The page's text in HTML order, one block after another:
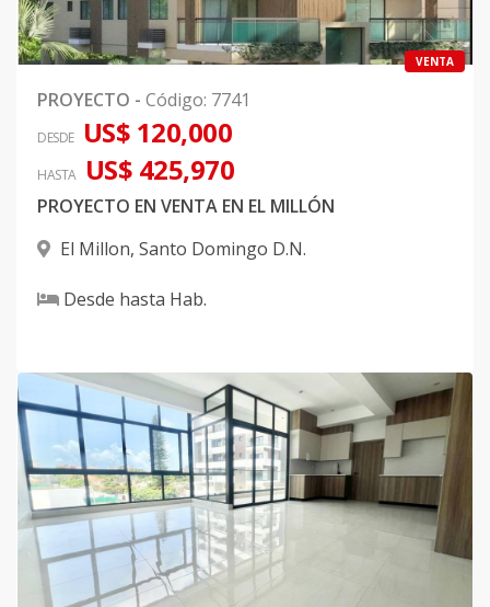
VENTA
PROYECTO - Código: 7741
DESDE US$ 120,000
HASTA US$ 425,970
PROYECTO EN VENTA EN EL MILLÓN
El Millon, Santo Domingo D.N.
Desde hasta Hab.